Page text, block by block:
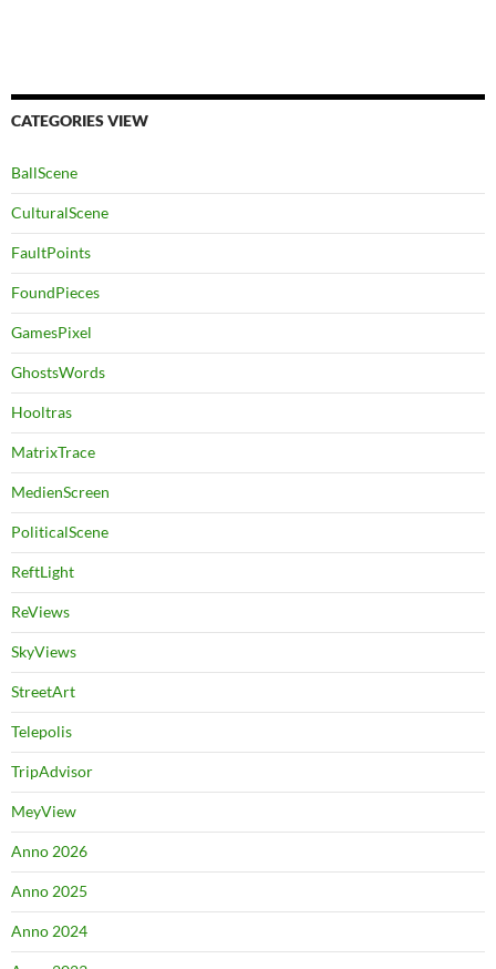
CATEGORIES VIEW
BallScene
CulturalScene
FaultPoints
FoundPieces
GamesPixel
GhostsWords
Hooltras
MatrixTrace
MedienScreen
PoliticalScene
ReftLight
ReViews
SkyViews
StreetArt
Telepolis
TripAdvisor
MeyView
Anno 2026
Anno 2025
Anno 2024